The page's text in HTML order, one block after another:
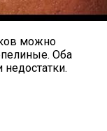
можно
Оба